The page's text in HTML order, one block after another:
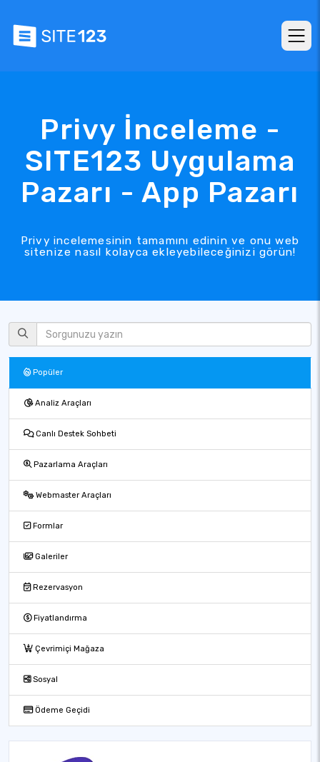
Privy İnceleme -
SITE123 Uygulama
Pazarı - App Pazarı
Privy incelemesinin tamamını edinin ve onu web
sitenize nasıl kolayca ekleyebileceğinizi görün!
Popüler
Analiz Araçları
Canlı Destek Sohbeti
Pazarlama Araçları
Webmaster Araçları
Formlar
Galeriler
Rezervasyon
Fiyatlandırma
Çevrimiçi Mağaza
Sosyal
Ödeme Geçidi